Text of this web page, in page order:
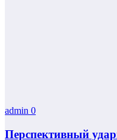
admin 0
Перспективный